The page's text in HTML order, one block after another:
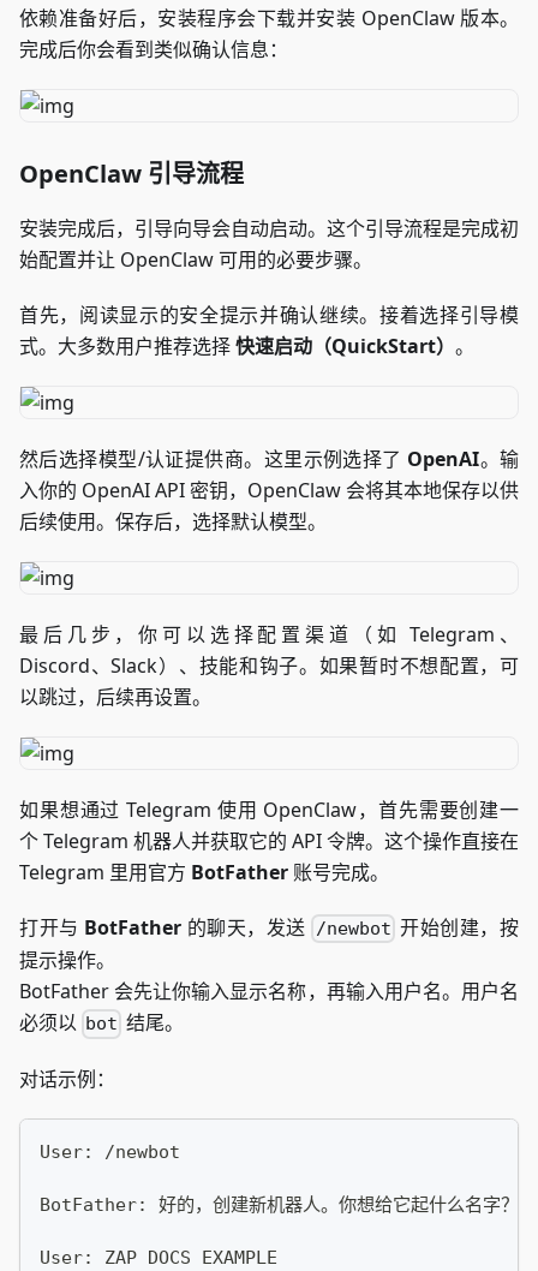
依赖准备好后，安装程序会下载并安装 OpenClaw 版本。
完成后你会看到类似确认信息：
OpenClaw 引导流程
安装完成后，引导向导会自动启动。这个引导流程是完成初
始配置并让 OpenClaw 可用的必要步骤。
首先，阅读显示的安全提示并确认继续。接着选择引导模
式。大多数用户推荐选择快速启动（QuickStart） 。
然后选择模型/认证提供商。这里示例选择了 OpenAI。输
入你的 OpenAI API 密钥，OpenClaw 会将其本地保存以供
后续使用。保存后，选择默认模型。
最后几步，你可以选择配置渠道（如 Telegram、
Discord、Slack）、技能和钩子。如果暂时不想配置，可
以跳过，后续再设置。
如果想通过 Telegram 使用 OpenClaw，首先需要创建一
个 Telegram 机器人并获取它的 API 令牌。这个操作直接在
Telegram 里用官方 BotFather 账号完成。
打开与 BotFather 的聊天，发送 /newbot 开始创建，按
提示操作。
BotFather 会先让你输入显示名称，再输入用户名。用户名
必须以 bot 结尾。
对话示例：
User: /newbot
BotFather: 好的，创建新机器人。你想给它起什么名字
User: ZAP DOCS EXAMPLE